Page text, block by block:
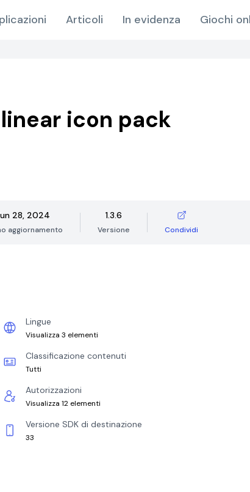
Articoli In evidenza Giochi
icon pack
28, 2024
aggiornamento
1.3.6
Versione Condividi
Lingue
Visualizza 3 elementi
Classificazione contenuti
Tutti
Autorizzazioni
Visualizza 12 elementi
Versione SDK di destinazione
33